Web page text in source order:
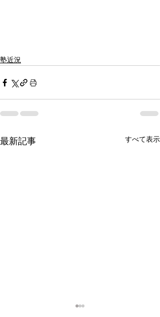
塾近況
最新記事 すべて表示